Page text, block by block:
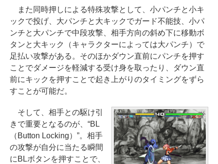
また同時押しによる特殊攻撃として、小パンチと小キ
ックで投げ、大パンチと大キックでガード不能技、小パ
ンチと大パンチで中段攻撃、相手方向の斜め下に移動ボ
タンと大キック（キャラクターによっては大パンチ）で
足払い攻撃がある。そのほかダウン直前にパンチを押す
ことでダメージを軽減する受け身を取ったり、ダウン直
前にキックを押すことで起き上がりのタイミングをずら
すことが可能だ。
そして、相手との駆け引
きで重要となるのが、“BL
（Button Locking）”。相手
の攻撃が自分に当たる瞬間
にBLボタンを押すことで、